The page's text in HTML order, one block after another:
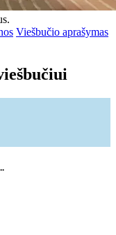
Viešbučio aprašymas